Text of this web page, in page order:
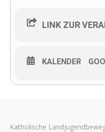
LINK ZUR
KALENDER
Katholische